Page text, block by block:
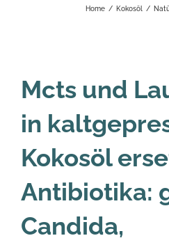
Home / Kokosöl /
Mcts und
in
Kokosöl
Antibiotika:
Candida,